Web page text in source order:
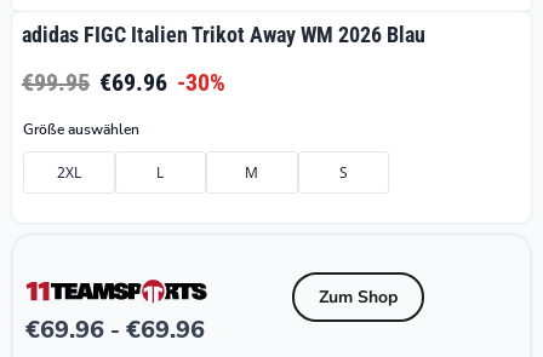
adidas FIGC Italien Trikot Away WM 2026 Blau
€99.95 €69.96 -30%
Größe auswählen
2XL L M S
€69.96 - €69.96
Zum Shop